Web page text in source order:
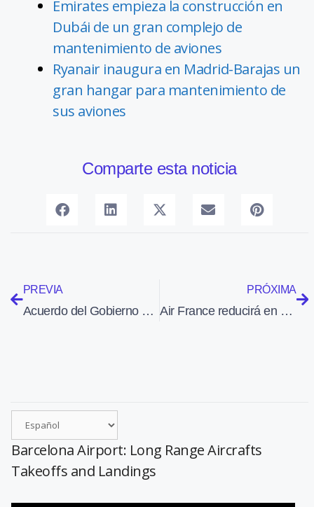
Emirates empieza la construcción en
Dubái de un gran complejo de
mantenimiento de aviones
Ryanair inaugura en Madrid-Barajas un
gran hangar para mantenimiento de
sus aviones
Comparte esta noticia
PREVIA
Acuerdo del Gobierno para la asistencia técnica al sistema de defensa
PRÓXIMA
Air France reducirá en dos años un 10% sus rutas de larga distancia
Barcelona Airport: Long Range Aircrafts
Takeoffs and Landings